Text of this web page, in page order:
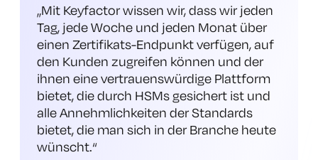
„Mit Keyfactor wissen wir, dass wir jeden
Tag, jede Woche und jeden Monat über
einen Zertifikats-Endpunkt verfügen, auf
den Kunden zugreifen können und der
ihnen eine vertrauenswürdige Plattform
bietet, die durch HSMs gesichert ist und
alle Annehmlichkeiten der Standards
bietet, die man sich in der Branche heute
wünscht.“